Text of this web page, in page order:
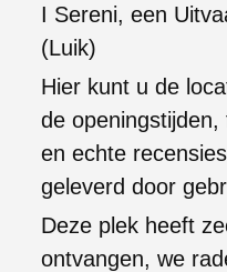
I Sereni, een
(Luik)
Hier kunt u de
de
en echte
geleverd door
Deze plek heeft
ontvangen, we